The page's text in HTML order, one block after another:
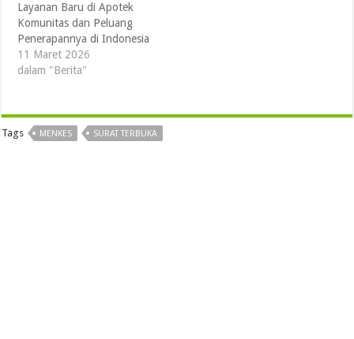
Layanan Baru di Apotek
Komunitas dan Peluang
Penerapannya di Indonesia
11 Maret 2026
dalam "Berita"
Tags MENKES SURAT TERBUKA